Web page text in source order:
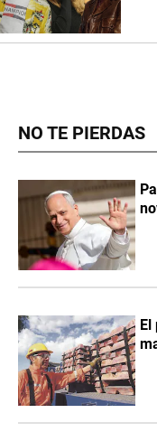
NO TE PIERDAS
El